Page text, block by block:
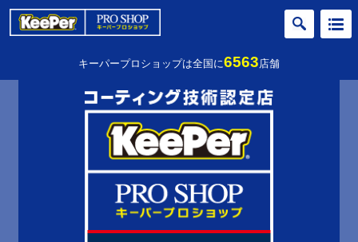
キーパープロショップは全国に6563店舗